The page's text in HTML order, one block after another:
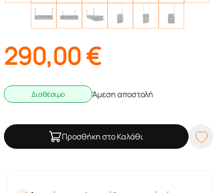
290,00€
Διαθέσιμο Άμεση αποστολή
Προσθήκη στο Καλάθι